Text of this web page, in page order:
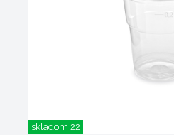
skladom 22